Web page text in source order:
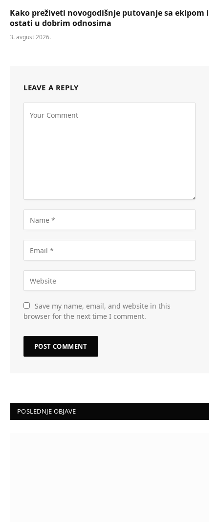
Kako preživeti novogodišnje putovanje sa ekipom i
ostati u dobrim odnosima
3. avgust 2026.
LEAVE A REPLY
Save my name, email, and website in this
browser for the next time I comment.
POSLEDNJE OBJAVE